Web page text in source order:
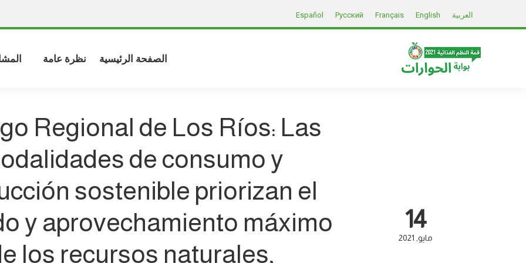
العربية English
Français
Русский
Español
الصفحة الرئيسية نظرة عامة
14
مايو 2021
Regional de Los Ríos: Las
de consumo y
sostenible priorizan el
y aprovechamiento máximo
los recursos naturales,